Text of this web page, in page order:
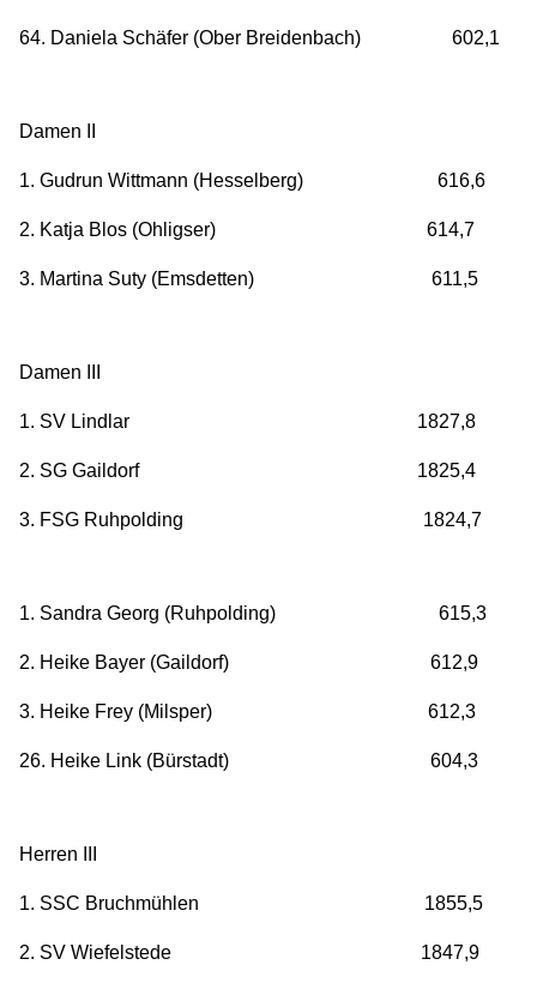
64. Daniela Schäfer (Ober Breidenbach) 602,1
Damen II
1. Gudrun Wittmann (Hesselberg) 616,6
2. Katja Blos (Ohligser) 614,7
3. Martina Suty (Emsdetten) 611,5
Damen III
1. SV Lindlar 1827,8
2. SG Gaildorf 1825,4
3. FSG Ruhpolding 1824,7
1. Sandra Georg (Ruhpolding) 615,3
2. Heike Bayer (Gaildorf) 612,9
3. Heike Frey (Milsper) 612,3
26. Heike Link (Bürstadt) 604,3
Herren III
1. SSC Bruchmühlen 1855,5
2. SV Wiefelstede 1847,9